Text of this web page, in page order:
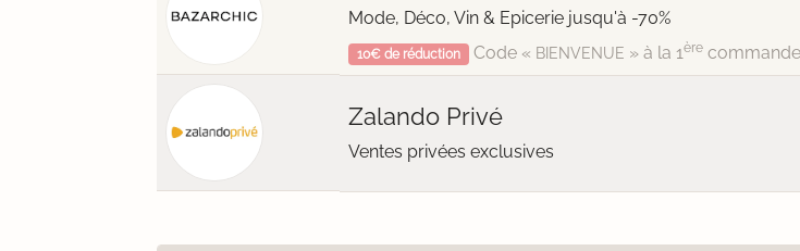
Mode, Déco, Vin & Epicerie jusqu'à -70%
10€ de réduction Code « BIENVENUE » à la 1èrecommande
Zalando Privé
Ventes privées exclusives